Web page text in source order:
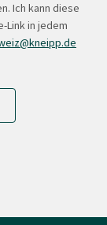
Ich kann diese
Link in jedem